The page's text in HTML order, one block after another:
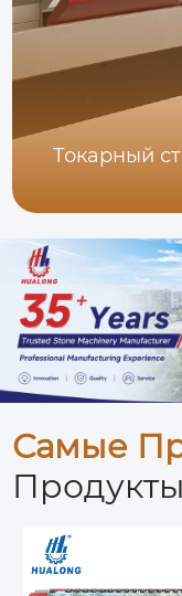
Токарный
Самые
Продукты